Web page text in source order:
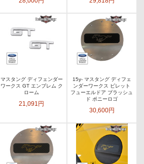
マスタング ディフェンダー
ワークス GT エンブレム ク
ローム
21,091円
15y- マスタング ディフェ
ンダーワークス ビレット
フューエルドア ブラッシュ
ド ポニーロゴ
30,600円